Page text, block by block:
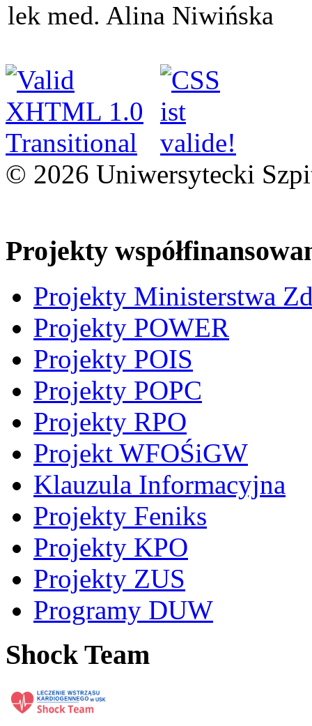
lek med. Alina Niwińska
© 2026 Uniwersytecki
Projekty
Projekty Ministerstwa
Projekty POWER
Projekty POIS
Projekty POPC
Projekty RPO
Projekt WFOŚiGW
Klauzula Informacyjna
Projekty Feniks
Projekty KPO
Projekty ZUS
Programy DUW
Shock Team